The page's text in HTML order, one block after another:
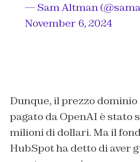
— Sam Altman
November 6, 2024
Dunque, il prezzo
pagato da OpenAI è stato
milioni di dollari. Ma il
HubSpot ha detto di aver